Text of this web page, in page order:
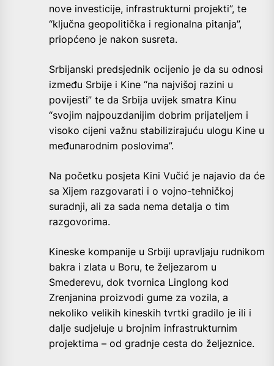
nove investicije, infrastrukturni projekti”, te
“ključna geopolitička i regionalna pitanja”,
priopćeno je nakon susreta.
Srbijanski predsjednik ocijenio je da su odnosi
između Srbije i Kine “na najvišoj razini u
povijesti” te da Srbija uvijek smatra Kinu
“svojim najpouzdanijim dobrim prijateljem i
visoko cijeni važnu stabilizirajuću ulogu Kine u
međunarodnim poslovima”.
Na početku posjeta Kini Vučić je najavio da će
sa Xijem razgovarati i o vojno-tehničkoj
suradnji, ali za sada nema detalja o tim
razgovorima.
Kineske kompanije u Srbiji upravljaju rudnikom
bakra i zlata u Boru, te željezarom u
Smederevu, dok tvornica Linglong kod
Zrenjanina proizvodi gume za vozila, a
nekoliko velikih kineskih tvrtki gradilo je ili i
dalje sudjeluje u brojnim infrastrukturnim
projektima – od gradnje cesta do željeznice.